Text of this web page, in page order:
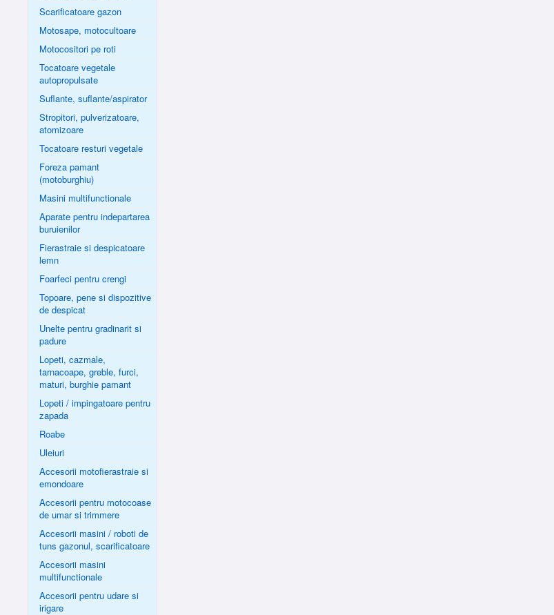
Scarificatoare gazon
Motosape, motocultoare
Motocositori pe roti
Tocatoare vegetale
autopropulsate
Suflante, suflante/aspirator
Stropitori, pulverizatoare,
atomizoare
Tocatoare resturi vegetale
Foreza pamant
(motoburghiu)
Masini multifunctionale
Aparate pentru indepartarea
buruienilor
Fierastraie si despicatoare
lemn
Foarfeci pentru crengi
Topoare, pene si dispozitive
de despicat
Unelte pentru gradinarit si
padure
Lopeti, cazmale,
tarnacoape, greble, furci,
maturi, burghie pamant
Lopeti / impingatoare pentru
zapada
Roabe
Uleiuri
Accesorii motofierastraie si
emondoare
Accesorii pentru motocoase
de umar si trimmere
Accesorii masini / roboti de
tuns gazonul, scarificatoare
Accesorii masini
multifunctionale
Accesorii pentru udare si
irigare